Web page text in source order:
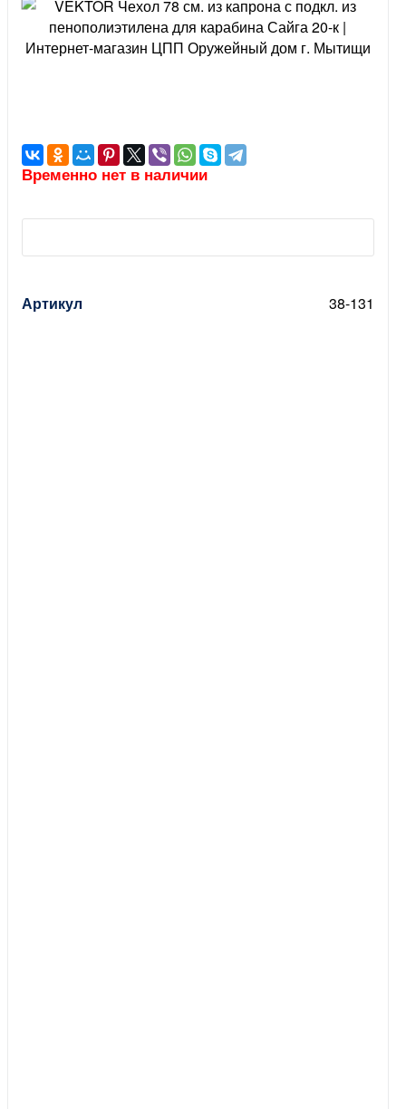
Временно нет в наличии
Артикул 38-131